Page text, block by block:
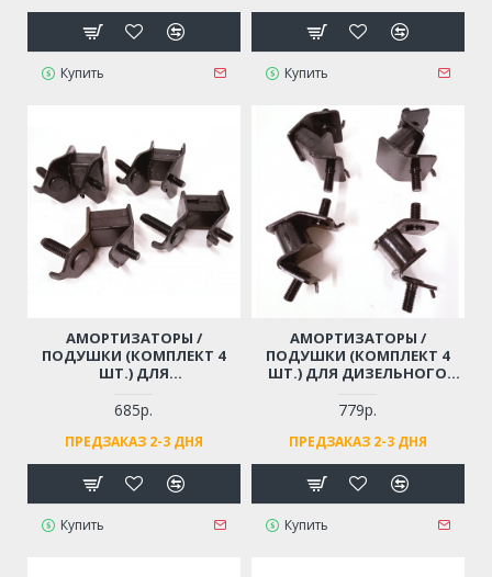
Купить Купить
АМОРТИЗАТОРЫ /
ПОДУШКИ (КОМПЛЕКТ 4
ШТ.) ДЛЯ
HUTER, CARVER, CHAMPION,
FUBAG, МОТОПОМПЫ
685р.
ПРЕДЗАКАЗ 2-3 ДНЯ
Купить
АМОРТИЗАТОРЫ /
ПОДУШКИ (КОМПЛЕКТ 4
ШТ.) ДЛЯ ДИЗЕЛЬНОГО
186FD, МОТОПОМПЫ
779р.
ПРЕДЗАКАЗ 2-3 ДНЯ
Купить